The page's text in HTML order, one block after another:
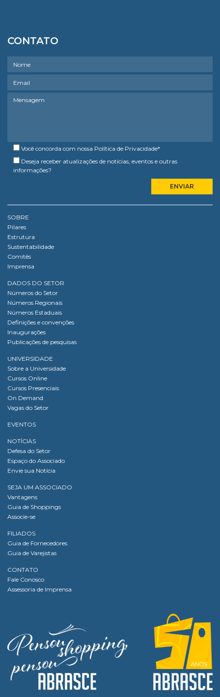
CONTATO
Você concorda com nossa Política de Privacidade*
Deseja receber atualizações de notícias, eventos e outras
informações?
SOBRE
Pilares
Estrutura
Sustentabilidade
Comitês
Imprensa
DADOS DO SETOR
Números do Setor
Números Regionais
Números Estaduais
Definições e convenções
Inaugurações
Publicações de pesquisas
UNIVERSIDADE
Sobre a Universidade
Cursos Online
Cursos Presenciais
On Demand
Vagas do Setor
EVENTOS
NOTÍCIAS
Defesa do Setor
Espaço do Associado
Envie sua Notícia
SEJA UM ASSOCIADO
Vantagens
Guia de Shoppings
Associe-se
FILIADOS
Guia de Fornecedores
Guia de Varejistas
CONTATO
Fale Conosco
Assessoria de Imprensa